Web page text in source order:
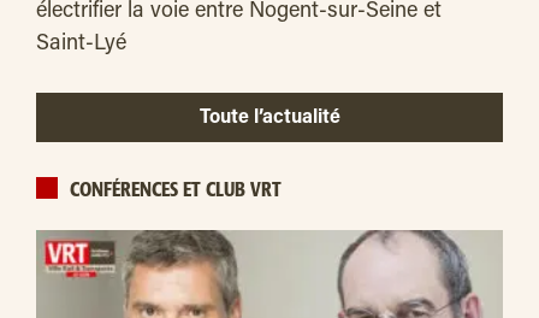
électrifier la voie entre Nogent-sur-Seine et
Saint-Lyé
Toute l’actualité
CONFÉRENCES ET CLUB VRT